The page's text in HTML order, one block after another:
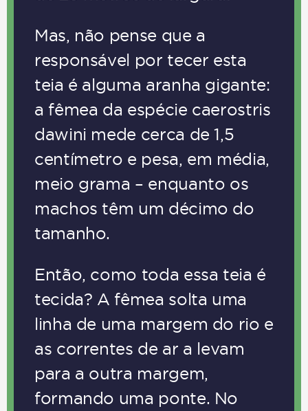
Mas, não pense que a
responsável por tecer esta
teia é alguma aranha gigante:
a fêmea da espécie caerostris
dawini mede cerca de 1,5
centímetro e pesa, em média,
meio grama – enquanto os
machos têm um décimo do
tamanho.
Então, como toda essa teia é
tecida? A fêmea solta uma
linha de uma margem do rio e
as correntes de ar a levam
para a outra margem,
formando uma ponte. No